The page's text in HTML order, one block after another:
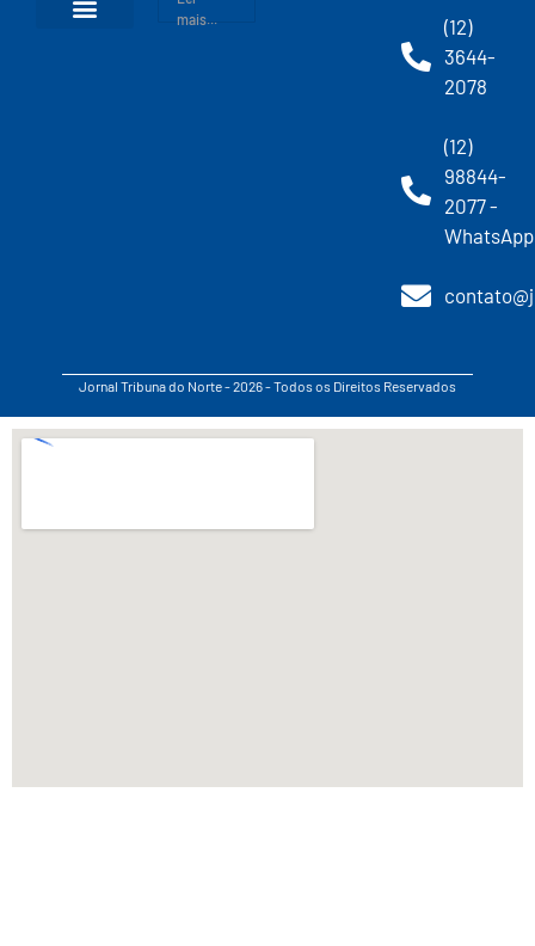
mais...
(12)
3644-
2078
(12)
98844-
2077 -
WhatsApp
Jornal Tribuna do Norte - 2026 - Todos os Direitos Reservados